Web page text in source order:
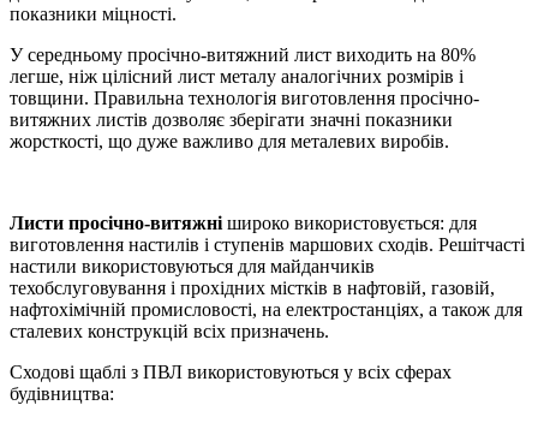
показники міцності.
У середньому просічно-витяжний лист виходить на 80%
легше, ніж цілісний лист металу аналогічних розмірів і
товщини. Правильна технологія виготовлення просічно-
витяжних листів дозволяє зберігати значні показники
жорсткості, що дуже важливо для металевих виробів.
Листи просічно-витяжнішироко використовується: для
виготовлення настилів і ступенів маршових сходів. Решітчасті
настили використовуються для майданчиків
техобслуговування і прохідних містків в нафтовій, газовій,
нафтохімічній промисловості, на електростанціях, а також для
сталевих конструкцій всіх призначень.
Сходові щаблі з ПВЛ використовуються у всіх сферах
будівництва: